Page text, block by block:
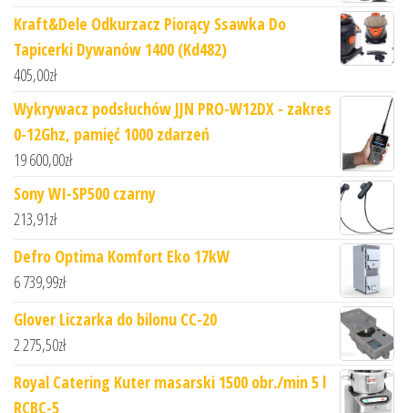
Kraft&Dele Odkurzacz Piorący Ssawka Do
Tapicerki Dywanów 1400 (Kd482)
405,00zł
Wykrywacz podsłuchów JJN PRO-W12DX - zakres
0-12Ghz, pamięć 1000 zdarzeń
19 600,00zł
Sony WI-SP500 czarny
213,91zł
Defro Optima Komfort Eko 17kW
6 739,99zł
Glover Liczarka do bilonu CC-20
2 275,50zł
Royal Catering Kuter masarski 1500 obr./min 5 l
RCBC-5